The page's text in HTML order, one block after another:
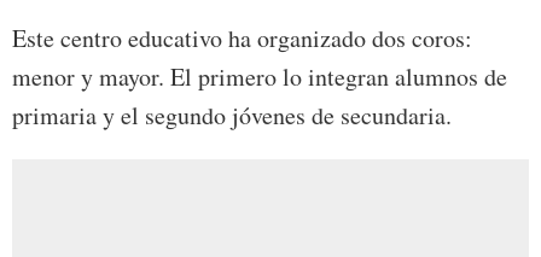
Este centro educativo ha organizado dos coros:
menor y mayor. El primero lo integran alumnos de
primaria y el segundo jóvenes de secundaria.